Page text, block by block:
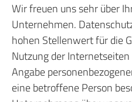
Wir freuen uns sehr über
Unternehmen.
hohen Stellenwert für die
Nutzung der
Angabe
eine betroffene Person